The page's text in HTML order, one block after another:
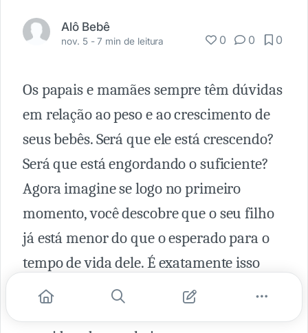
Alô Bebê
nov. 5 -7 min de leitura 0 0 0
Os papais e mamães sempre têm dúvidas
em relação ao peso e ao crescimento de
seus bebês. Será que ele está crescendo?
Será que está engordando o suficiente?
Agora imagine se logo no primeiro
momento, você descobre que o seu filho
já está menor do que o esperado para o
tempo de vida dele. É exatamente isso
que acontece quando uma criança vem